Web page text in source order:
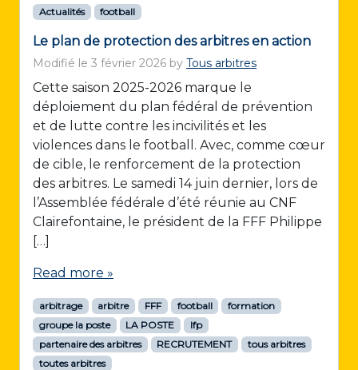
Actualités football
Le plan de protection des arbitres en action
Modifié le 3 février 2026 by Tous arbitres
Cette saison 2025-2026 marque le
déploiement du plan fédéral de prévention
et de lutte contre les incivilités et les
violences dans le football. Avec, comme cœur
de cible, le renforcement de la protection
des arbitres. Le samedi 14 juin dernier, lors de
l’Assemblée fédérale d’été réunie au CNF
Clairefontaine, le président de la FFF Philippe
[…]
Read more »
arbitrage arbitre FFF football
formation
groupe la poste
LA POSTE
lfp
partenaire des arbitres
RECRUTEMENT
tous arbitres
toutes arbitres